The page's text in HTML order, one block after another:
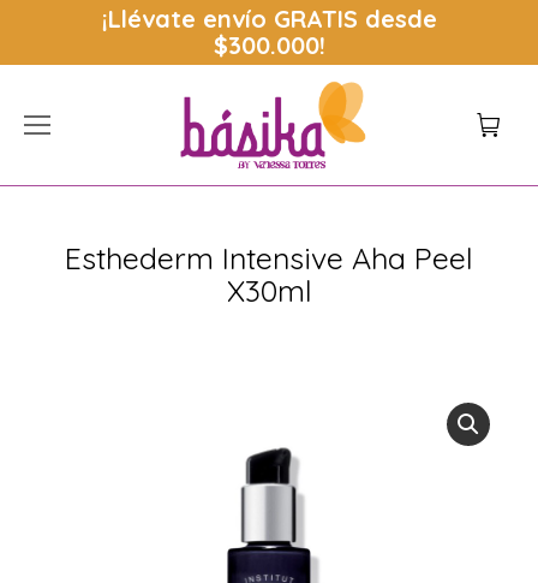
¡Llévate envío GRATIS desde
$300.000!
Esthederm Intensive Aha Peel
X30ml